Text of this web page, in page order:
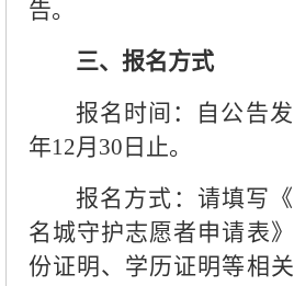
告。
三、报名方式
报名时间：自公告
年12月30日止。
报名方式：请填写
名城守护志愿者申请表
份证明、学历证明等相